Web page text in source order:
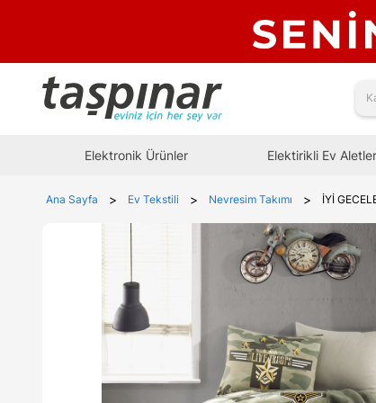
Elektronik Ürünler Elektirikli Ev
Ana Sayfa > Ev Tekstili > Nevresim Takımı > İYİ